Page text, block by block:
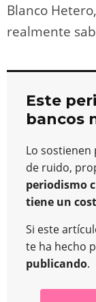
Blanco
realmente
Este
bancos
Lo sostienen
de ruido,
periodismo
tiene un
Si este
te ha hecho
publicando.